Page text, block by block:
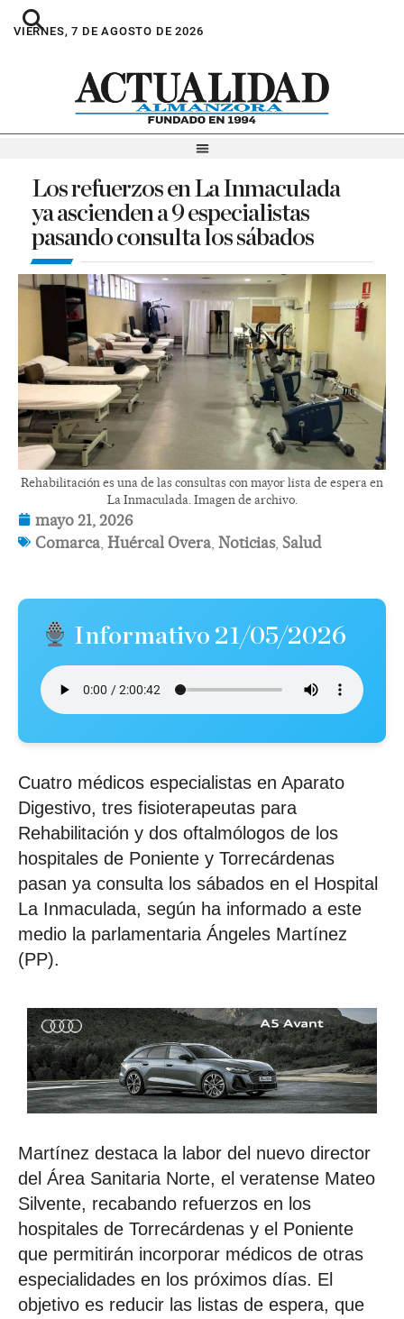
VIERNES, 7 DE AGOSTO DE 2026
Los refuerzos en La Inmaculada
ya ascienden a 9 especialistas
pasando consulta los sábados
Rehabilitación es una de las consultas con mayor lista de espera en
La Inmaculada. Imagen de archivo.
mayo 21, 2026
Comarca Huércal Overa Noticias, Salud
Informativo 21/05/2026
Cuatro médicos especialistas en Aparato
Digestivo, tres fisioterapeutas para
Rehabilitación y dos oftalmólogos de los
hospitales de Poniente y Torrecárdenas
pasan ya consulta los sábados en el Hospital
La Inmaculada, según ha informado a este
medio la parlamentaria Ángeles Martínez
(PP).
Martínez destaca la labor del nuevo director
del Área Sanitaria Norte, el veratense Mateo
Silvente, recabando refuerzos en los
hospitales de Torrecárdenas y el Poniente
que permitirán incorporar médicos de otras
especialidades en los próximos días. El
objetivo es reducir las listas de espera, que